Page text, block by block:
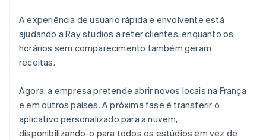
A experiência de usuário rápida e envolvente está
ajudando a Ray studios a reter clientes, enquanto os
horários sem comparecimento também geram
receitas.
Agora, a empresa pretende abrir novos locais na França
e em outros países. A próxima fase é transferir o
aplicativo personalizado para a nuvem,
disponibilizando-o para todos os estúdios em vez de